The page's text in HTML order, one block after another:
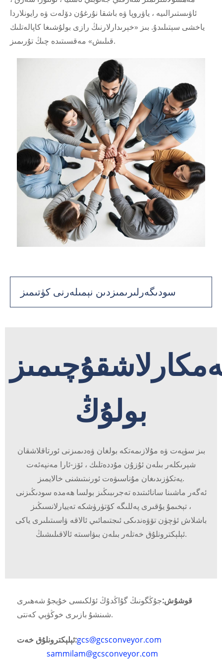
ئاۋىستىرالىيە ، ياۋروپا ۋە باشقا نۇرغۇن دۆلەت ۋە رايونلاردا
ياخشى سېتىلىدۇ. بىز «خېرىدارلارنىڭ رازى بولۇشىغا كاپالەتلىك
قىلىش» مەقسىتىدە چىڭ تۇرىمىز.
سودىگەرلىرىمىزدىن نېمىلەرنى كۈتىمىز
بولۇڭ
بىز سۈپەت ۋە مۇلازىمەتكە بولغان ۋەدىمىزنى ئورتاقلاشقان
شېرىكلەر بىلەن ئۇزۇن مۇددەتلىك ، ئۆز-ئارا مەنپەئەت
يەتكۈزىدىغان مۇناسىۋەت ئورنىتىشنى خالايمىز.
ئەگەر ماشىنا سانائىتىدە تەجرىبىڭىز بولسا ھەمدە سودىڭىزنى
تېخىمۇ يۇقىرى پەللىگە كۆتۈرۈشكە تەييارلانسىڭىز ،
باشلاش ئۈچۈن تۆۋەندىكى ئىجتىمائىي ئالاقە ۋاسىتىلىرى ياكى
ئېلېكترونلۇق خەتلەر بىلەن بىۋاسىتە ئالاقىلىشىڭ.
قوشۇش:جۇڭگونىڭ گۇاڭدۇڭ ئۆلكىسى خۇيجۇ شەھىرى
شىنشۇ بازىرى خوڭۋېي كەنتى.
ئېلېكترونلۇق خەت:gcs@gcsconveyor.com
sammilam@gcsconveyor.com